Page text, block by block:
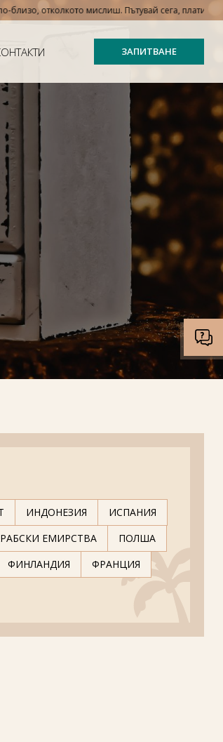
отколкото мислиш. Пътувай сега, плати на вноски –
ЗАПИТВАНЕ
ИНДОНЕЗИЯ
ИСПАНИЯ
ЕМИРСТВА
ПОЛША
ФИНЛАНДИЯ
ФРАНЦИЯ